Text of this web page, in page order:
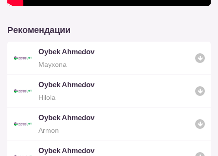
Рекомендации
Oybek Ahmedov
Mayxona
Oybek Ahmedov
Hilola
Oybek Ahmedov
Armon
Oybek Ahmedov